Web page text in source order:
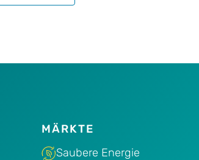
MÄRKTE
Saubere Energie